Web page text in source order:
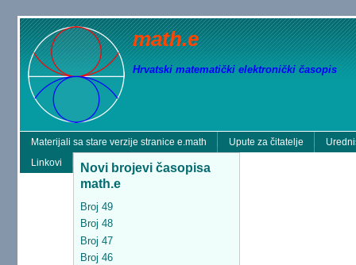
math.e
Hrvatski matematički elektronički časopis
Materijali sa stare verzije stranice e.math Upute za čitatelje
Linkovi
Novi brojevi časopisa
math.e
Broj 49
Broj 48
Broj 47
Broj 46